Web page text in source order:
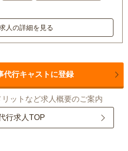
人の詳細を見る
代行キャストに登録
ットなど求人概要のご案内
行求人TOP